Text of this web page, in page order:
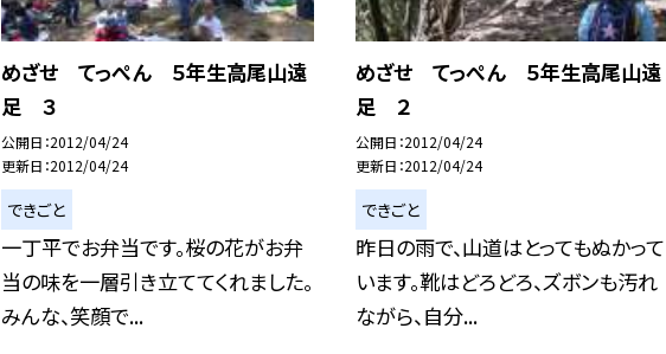
めざせ てっぺん ５年生高尾山遠
足 ３
公開日 2012/04/24
更新日 2012/04/24
できごと
一丁平でお弁当です。桜の花がお弁
当の味を一層引き立ててくれました。
みんな、笑顔で...
めざせ てっぺん ５年生高尾山遠
足 ２
公開日 2012/04/24
更新日 2012/04/24
できごと
昨日の雨で、山道はとってもぬかって
います。靴はどろどろ、ズボンも汚れ
ながら、自分...